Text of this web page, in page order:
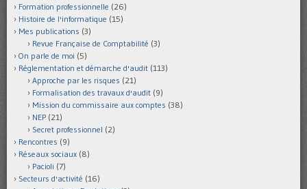
Formation professionnelle (26)
Histoire de l'informatique (15)
Mes publications (3)
Revue Française de Comptabilité (3)
On parle de moi (5)
Réglementation et démarche d'audit (113)
Approche par les risques (21)
Formalisation des travaux d'audit (9)
Mission du commissaire aux comptes (38)
NEP (21)
Secret professionnel (2)
Rencontres (9)
Réseaux sociaux (8)
Pacioli (7)
Secteurs d'activité (16)